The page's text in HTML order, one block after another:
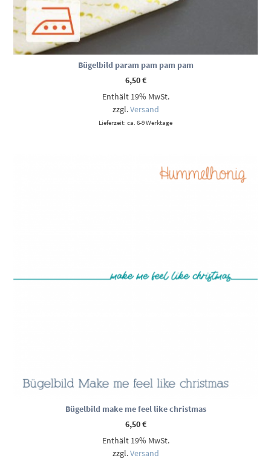
Bügelbild param pam pam pam
6,50€
Enthält 19% MwSt.
zzgl.Versand
Lieferzeit: ca. 6-9 Werktage
Bügelbild make me feel like christmas
6,50€
Enthält 19% MwSt.
zzgl.Versand